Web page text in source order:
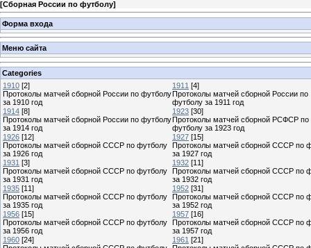
[Сборная России по футболу]
Форма входа
Меню сайта
Categories
1910 [2]
Протоколы матчей сборной России по футболу
за 1910 год
1911 [4]
Протоколы матчей сборной России по
футболу за 1911 год
1914 [8]
Протоколы матчей сборной России по футболу
за 1914 год
1923 [30]
Протоколы матчей сборной РСФСР по
футболу за 1923 год
1926 [12]
Протоколы матчей сборной СССР по футболу
за 1926 год
1927 [15]
Протоколы матчей сборной СССР по
за 1927 год
1931 [3]
Протоколы матчей сборной СССР по футболу
за 1931 год
1932 [11]
Протоколы матчей сборной СССР по
за 1932 год
1935 [11]
Протоколы матчей сборной СССР по футболу
за 1935 год
1952 [31]
Протоколы матчей сборной СССР по
за 1952 год
1956 [15]
Протоколы матчей сборной СССР по футболу
за 1956 год
1957 [16]
Протоколы матчей сборной СССР по
за 1957 год
1960 [24]
1961 [21]